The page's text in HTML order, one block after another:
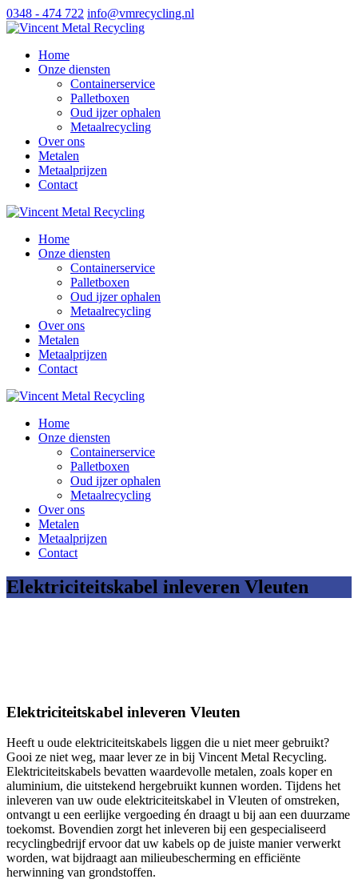
0348 - 474 722 info@vmrecycling.nl
Home
Onze diensten
Containerservice
Palletboxen
Oud ijzer ophalen
Metaalrecycling
Over ons
Metalen
Metaalprijzen
Contact
Home
Onze diensten
Containerservice
Palletboxen
Oud ijzer ophalen
Metaalrecycling
Over ons
Metalen
Metaalprijzen
Contact
Home
Onze diensten
Containerservice
Palletboxen
Oud ijzer ophalen
Metaalrecycling
Over ons
Metalen
Metaalprijzen
Contact
Elektriciteitskabel inleveren Vleuten
Elektriciteitskabel inleveren Vleuten
Heeft u oude elektriciteitskabels liggen die u niet meer gebruikt?
Gooi ze niet weg, maar lever ze in bij Vincent Metal Recycling.
Elektriciteitskabels bevatten waardevolle metalen, zoals koper en
aluminium, die uitstekend hergebruikt kunnen worden. Tijdens het
inleveren van uw oude elektriciteitskabel in Vleuten of omstreken,
ontvangt u een eerlijke vergoeding én draagt u bij aan een duurzame
toekomst. Bovendien zorgt het inleveren bij een gespecialiseerd
recyclingbedrijf ervoor dat uw kabels op de juiste manier verwerkt
worden, wat bijdraagt aan milieubescherming en efficiënte
herwinning van grondstoffen.